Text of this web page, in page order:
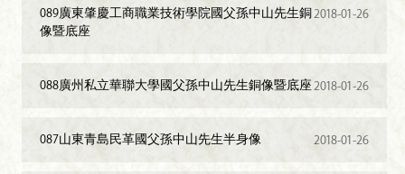
2018-01-26
089廣東肇慶工商職業技術學院國父孫中山先生銅
像暨底座
2018-01-26
088廣州私立華聯大學國父孫中山先生銅像暨底座
2018-01-26
087山東青島民革國父孫中山先生半身像